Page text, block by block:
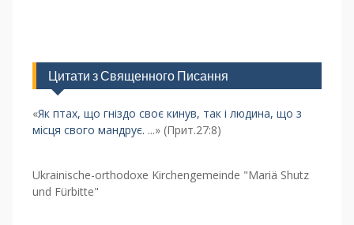
Цитати з Священного Писання
«Як птах, що гніздо своє кинув, так і людина, що з
місця свого мандрує. ...» (Прит.27:8)
Ukrainische-orthodoxe Kirchengemeinde "Mariä Shutz
und Fürbitte"